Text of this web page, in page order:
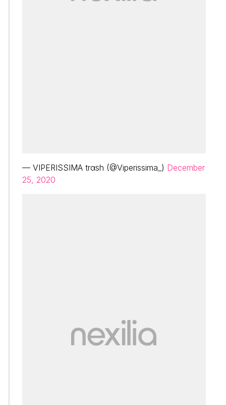
— VIPERISSIMA trαsh (@Viperissima_) December
25, 2020